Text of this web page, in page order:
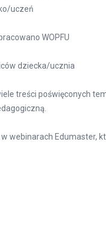
uczeń
WOPFU
dziecka/ucznia
treści poświęconych
webinarach Edumaster,